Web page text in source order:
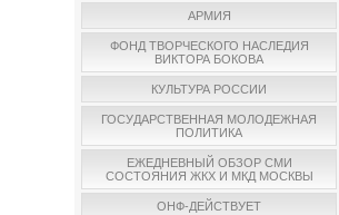
АРМИЯ
ФОНД ТВОРЧЕСКОГО НАСЛЕДИЯ
ВИКТОРА БОКОВА
КУЛЬТУРА РОССИИ
ГОСУДАРСТВЕННАЯ МОЛОДЕЖНАЯ
ПОЛИТИКА
ЕЖЕДНЕВНЫЙ ОБЗОР СМИ
СОСТОЯНИЯ ЖКХ И МКД МОСКВЫ
ОНФ-ДЕЙСТВУЕТ